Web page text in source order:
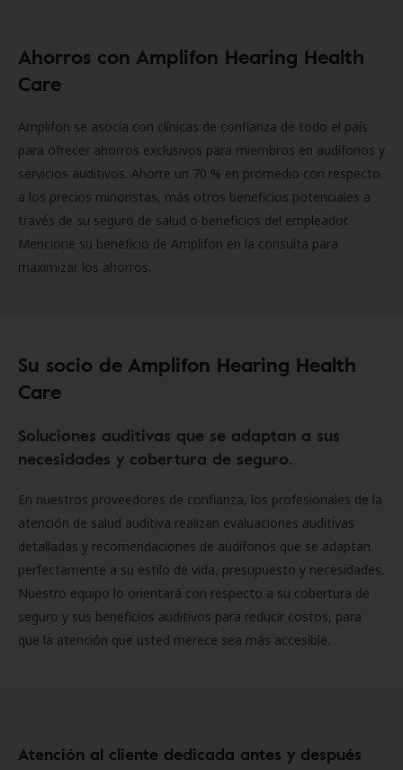
Ahorros con Amplifon Hearing Health
Care
Amplifon se asocia con clínicas de confianza de todo el país
para ofrecer ahorros exclusivos para miembros en audífonos y
servicios auditivos. Ahorre un 70 % en promedio con respecto
a los precios minoristas, más otros beneficios potenciales a
través de su seguro de salud o beneficios del empleador.
Mencione su beneficio de Amplifon en la consulta para
maximizar los ahorros.
Su socio de Amplifon Hearing Health
Care
Soluciones auditivas que se adaptan a sus
necesidades y cobertura de seguro.
En nuestros proveedores de confianza, los profesionales de la
atención de salud auditiva realizan evaluaciones auditivas
detalladas y recomendaciones de audífonos que se adaptan
perfectamente a su estilo de vida, presupuesto y necesidades.
Nuestro equipo lo orientará con respecto a su cobertura de
seguro y sus beneficios auditivos para reducir costos, para
que la atención que usted merece sea más accesible.
Atención al cliente dedicada antes y después